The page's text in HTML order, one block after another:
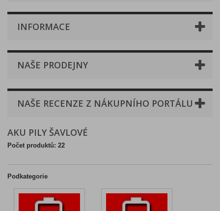
INFORMACE
NAŠE PRODEJNY
NAŠE RECENZE Z NÁKUPNÍHO PORTÁLU
AKU PILY ŠAVLOVÉ
Počet produktů: 22
Podkategorie